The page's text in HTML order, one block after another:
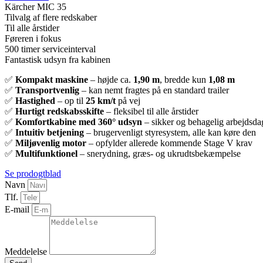
Kärcher MIC 35
Tilvalg af flere redskaber
Til alle årstider
Føreren i fokus
500 timer serviceinterval
Fantastisk udsyn fra kabinen
✅ Kompakt maskine – højde ca. 1,90 m, bredde kun 1,08 m
✅ Transportvenlig – kan nemt fragtes på en standard trailer
✅ Hastighed – op til 25 km/t på vej
✅ Hurtigt redskabsskifte – fleksibel til alle årstider
✅ Komfortkabine med 360° udsyn – sikker og behagelig
✅ Intuitiv betjening – brugervenligt styresystem, alle kan køre den
✅ Miljøvenlig motor – opfylder allerede kommende Stage V krav
✅ Multifunktionel – snerydning, græs- og ukrudtsbekæmpelse
Se prodogtblad
Navn
Tlf.
E-mail
Meddelelse